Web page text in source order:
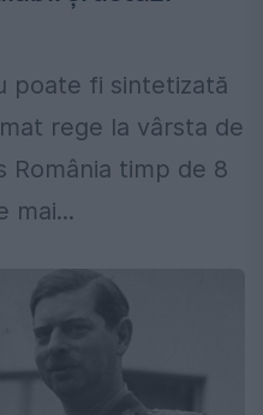
poate fi sintetizată
rege la vârsta de
România timp de 8
mai...